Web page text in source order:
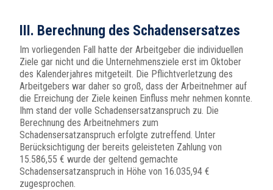
III. Berechnung des Schadensersatzes
Im vorliegenden Fall hatte der Arbeitgeber die individuellen
Ziele gar nicht und die Unternehmensziele erst im Oktober
des Kalenderjahres mitgeteilt. Die Pflichtverletzung des
Arbeitgebers war daher so groß, dass der Arbeitnehmer auf
die Erreichung der Ziele keinen Einfluss mehr nehmen konnte.
Ihm stand der volle Schadensersatzanspruch zu. Die
Berechnung des Arbeitnehmers zum
Schadensersatzanspruch erfolgte zutreffend. Unter
Berücksichtigung der bereits geleisteten Zahlung von
15.586,55 € wurde der geltend gemachte
Schadensersatzanspruch in Höhe von 16.035,94 €
zugesprochen.